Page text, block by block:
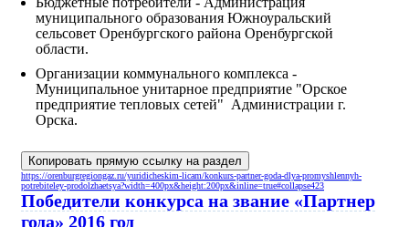
муниципального образования Южноуральский
сельсовет Оренбургского района Оренбургской
области.
Организации коммунального комплекса -
Муниципальное унитарное предприятие "Орское
предприятие тепловых сетей" Администрации г.
Орска.
Копировать прямую ссылку на раздел
https://orenburgregiongaz.ru/yuridicheskim-licam/konkurs-partner-goda-dlya-promyshlennyh-
potrebiteley-prodolzhaetsya?width=400px&height:200px&inline=true#collapse423
Победители конкурса на звание «Партнер
года» 2016 год